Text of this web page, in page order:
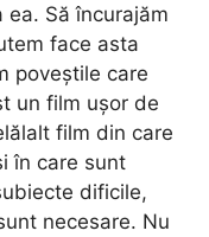
Să încurajăm
face asta
poveștile care
un film ușor de
film din care
în care sunt
dificile,
necesare. Nu